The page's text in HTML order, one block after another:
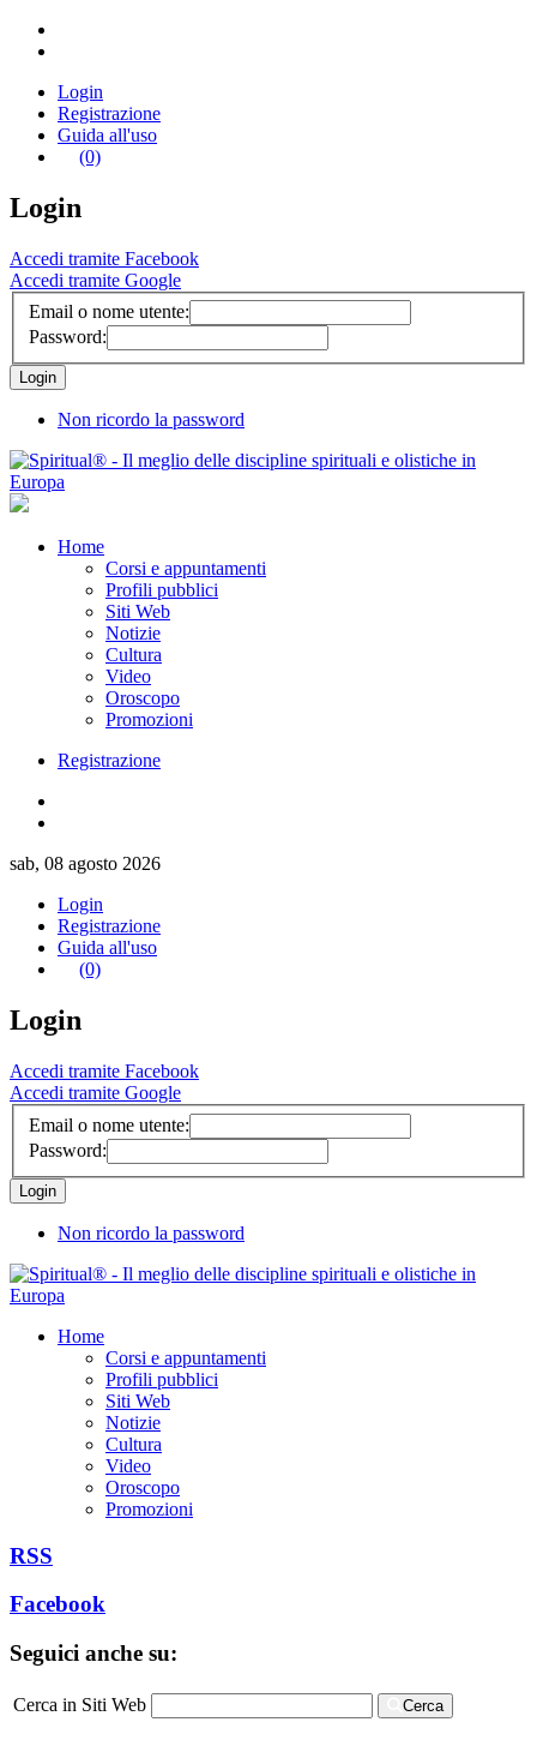
Login
Registrazione
Guida all'uso
(0)
Login
Accedi tramite Facebook
Accedi tramite Google
Email o nome utente:
Password:
Non ricordo la password
Home
Corsi e appuntamenti
Profili pubblici
Siti Web
Notizie
Cultura
Video
Oroscopo
Promozioni
Registrazione
sab, 08 agosto 2026
Login
Registrazione
Guida all'uso
(0)
Login
Accedi tramite Facebook
Accedi tramite Google
Email o nome utente:
Password:
Non ricordo la password
Home
Corsi e appuntamenti
Profili pubblici
Siti Web
Notizie
Cultura
Video
Oroscopo
Promozioni
RSS
Facebook
Seguici anche su:
Cerca in Siti Web Cerca